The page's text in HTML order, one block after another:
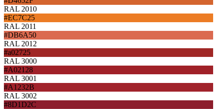
RAL 2010
#EC7C25
RAL 2011
#DB6A50
RAL 2012
#a02725
RAL 3000
#A02128
RAL 3001
#A1232B
RAL 3002
#8D1D2C